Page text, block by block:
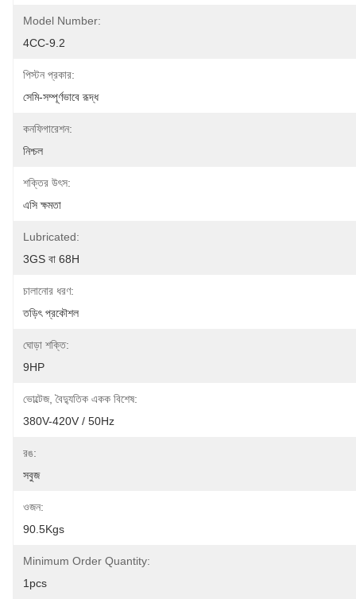
Model Number:
4CC-9.2
পিস্টন প্রকার:
সেমি-সম্পূর্ণভাবে রূদ্ধ
কনফিগারেশন:
নিশ্চল
শক্তির উৎস:
এসি ক্ষমতা
Lubricated:
3GS বা 68H
চালানোর ধরণ:
তড়িৎ প্রকৌশল
ঘোড়া শক্তি:
9HP
ভোল্টেজ, বৈদ্যুতিক একক বিশেষ:
380V-420V / 50Hz
রঙ:
সবুজ
ওজন:
90.5Kgs
Minimum Order Quantity:
1pcs